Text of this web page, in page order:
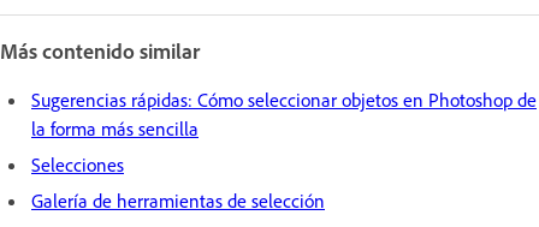
Más contenido similar
Sugerencias rápidas: Cómo seleccionar objetos en Photoshop de
la forma más sencilla
Selecciones
Galería de herramientas de selección